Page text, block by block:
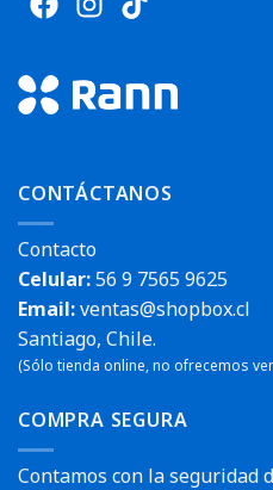
CONTÁCTANOS
Contacto
Celular:56 9 7565 9625
Email:ventas@shopbox.cl
Santiago, Chile.
(Sólo tienda online, no ofrecemos
COMPRA SEGURA
Contamos con la seguridad